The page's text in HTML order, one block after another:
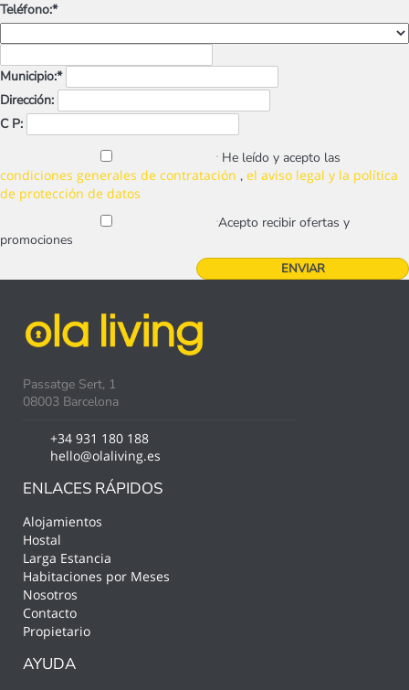
Teléfono:*
Municipio:*
Dirección:
C P:
He leído y acepto las
condiciones generales de contratación , el aviso legal y la política
de protección de datos
Acepto recibir ofertas y
promociones
Passatge Sert, 1
08003 Barcelona
+34 931 180 188
hello@olaliving.es
ENLACES RÁPIDOS
Alojamientos
Hostal
Larga Estancia
Habitaciones por Meses
Nosotros
Contacto
Propietario
AYUDA